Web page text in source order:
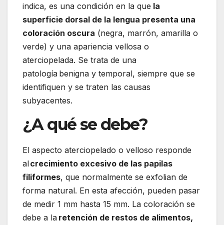
indica, es una condición en la que la
superficie dorsal de la lengua presenta una
coloración oscura (negra, marrón, amarilla o
verde) y una apariencia vellosa o
aterciopelada. Se trata de una
patología benigna y temporal, siempre que se
identifiquen y se traten las causas
subyacentes.
¿A qué se debe?
El aspecto aterciopelado o velloso responde
alcrecimiento excesivo de las papilas
filiformes, que normalmente se exfolian de
forma natural. En esta afección, pueden pasar
de medir 1 mm hasta 15 mm. La coloración se
debe a la retención de restos de alimentos,